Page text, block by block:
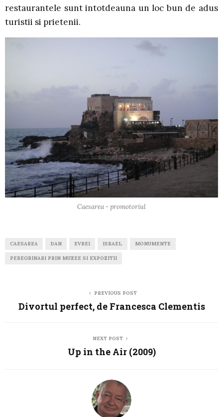
restaurantele sunt intotdeauna un loc bun de adus
turistii si prietenii.
Caesarea - promotoriul
CAESAREA DAN EVREI ISRAEL MONUMENTE
PEREGRINARI PRIN MUZEE SI EXPOZITII
PREVIOUS POST
Divortul perfect, de Francesca Clementis
NEXT POST
Up in the Air (2009)